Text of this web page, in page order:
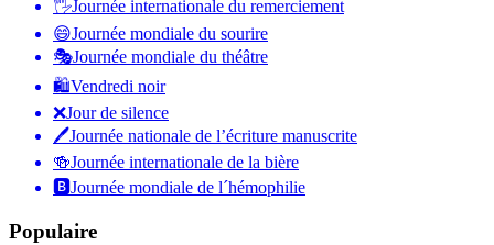
🖐Journée internationale du remerciement
😄Journée mondiale du sourire
🎭Journée mondiale du théâtre
🛍Vendredi noir
❌Jour de silence
🖊Journée nationale de l’écriture manuscrite
🍻Journée internationale de la bière
🅱️Journée mondiale de l´hémophilie
Populaire